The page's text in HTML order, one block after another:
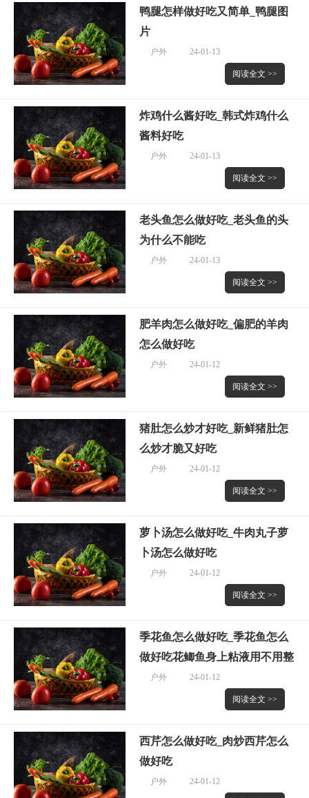
鸭腿怎样做好吃又简单_鸭腿图
片
户外 24-01-13
阅读全文 >>
炸鸡什么酱好吃_韩式炸鸡什么
酱料好吃
户外 24-01-13
阅读全文 >>
老头鱼怎么做好吃_老头鱼的头
为什么不能吃
户外 24-01-13
阅读全文 >>
肥羊肉怎么做好吃_偏肥的羊肉
怎么做好吃
户外 24-01-12
阅读全文 >>
猪肚怎么炒才好吃_新鲜猪肚怎
么炒才脆又好吃
户外 24-01-12
阅读全文 >>
萝卜汤怎么做好吃_牛肉丸子萝
卜汤怎么做好吃
户外 24-01-12
阅读全文 >>
季花鱼怎么做好吃_季花鱼怎么
做好吃花鲫鱼身上粘液用不用整
户外 24-01-12
阅读全文 >>
西芹怎么做好吃_肉炒西芹怎么
做好吃
户外 24-01-12